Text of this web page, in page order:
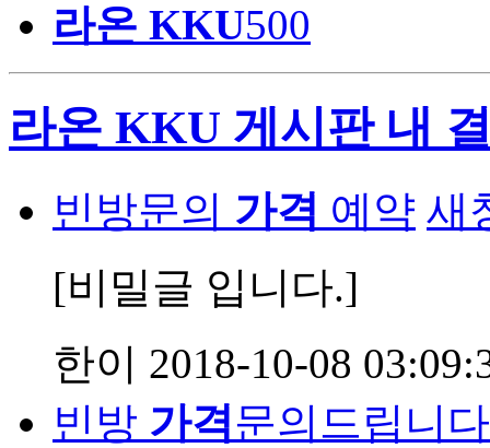
라온 KKU500
라온 KKU 게시판 내
빈방문의 가격 예약 새
[비밀글 입니다.]
한이 2018-10-08
빈방 가격문의드립니다